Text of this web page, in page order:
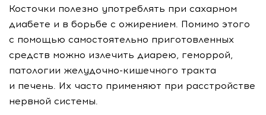
Косточки полезно употреблять при сахарном
диабете и в борьбе с ожирением. Помимо этого
с помощью самостоятельно приготовленных
средств можно излечить диарею, геморрой,
патологии желудочно-кишечного тракта
и печень. Их часто применяют при расстройстве
нервной системы.